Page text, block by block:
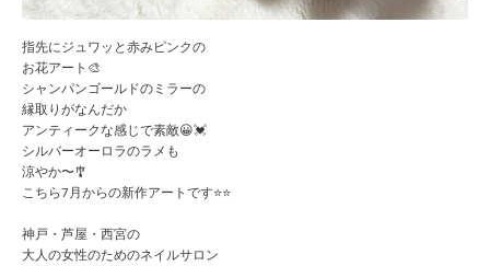
指先にジュワッと赤みピンクの
お花アート🎨
シャンパンゴールドのミラーの
縁取りがなんだか
アンティークな感じで素敵😀💓
シルバーオーロラのラメも
涼やか〜🎐
こちら7月からの新作アートです⭐️⭐️
神戸・芦屋・西宮の
大人の女性のためのネイルサロン